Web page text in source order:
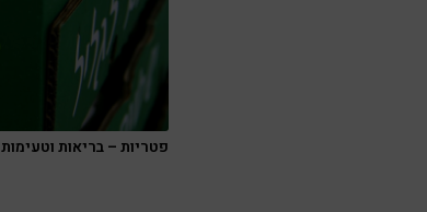
פטריות – בריאות וטעימות